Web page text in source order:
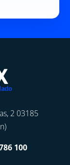
2 03185
100